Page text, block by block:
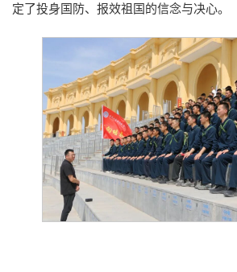
定了投身国防、报效祖国的信念与决心。